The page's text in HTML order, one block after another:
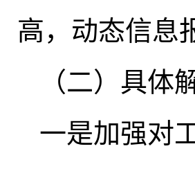
高，动态信息
（二）具体
一是加强对